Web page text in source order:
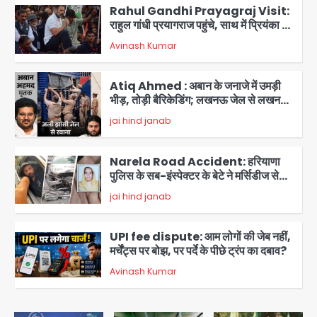
2
Rahul Gandhi Prayagraj Visit:
राहुल गांधी प्रयागराज पहुंचे, साथ में प्रियंका की
बेटी मिराया; केपी ग्राउंड में छात्रों से संवाद,
सिर्फ 5 हजार मौजूद
Avinash Kumar
3
Atiq Ahmed : अबान के जनाजे में उमड़ी
भीड़, तोड़ी बैरिकेडिंग; लखनऊ जेल से लखनऊ
पहुंचा उमर
jai hind janab
4
Narela Road Accident: हरियाणा
पुलिस के सब-इंस्पेक्टर के बेटे ने मर्सिडीज से
मारी टक्कर, 70 वर्षीय राहगीर महिला की मौत
jai hind janab
5
UPI fee dispute: आम लोगों की जेब नहीं,
मर्चेंट्स पर बोझ, पर पर्दे के पीछे ट्रंप का दबाव?
Avinash Kumar
Noida Bal Bharati School